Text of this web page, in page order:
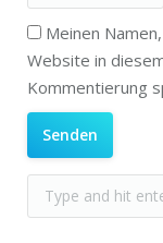
Meinen
Website in
Kommentierung
Senden